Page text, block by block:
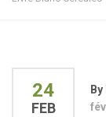
24
FEB